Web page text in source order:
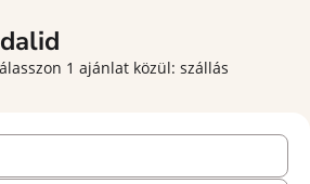
1 ajánlat közül: szállás